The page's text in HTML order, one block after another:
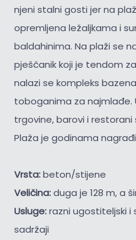
njeni stalni gosti jer na
opremljena ležaljkama i
baldahinima. Na plaži se
pješčanik koji je tendom
nalazi se kompleks
toboganima za najmlađe.
trgovine, barovi i
Plaža je godinama
Vrsta:beton/stijene
Veličina:duga je 128 m, a
Usluge:razni ugostiteljski i
sadržaji